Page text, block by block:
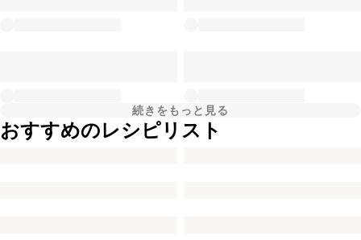
続きをもっと見る
おすすめのレシピリスト